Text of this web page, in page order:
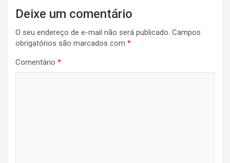
Deixe um comentário
O seu endereço de e-mail não será publicado. Campos
obrigatórios são marcados com *
Comentário *